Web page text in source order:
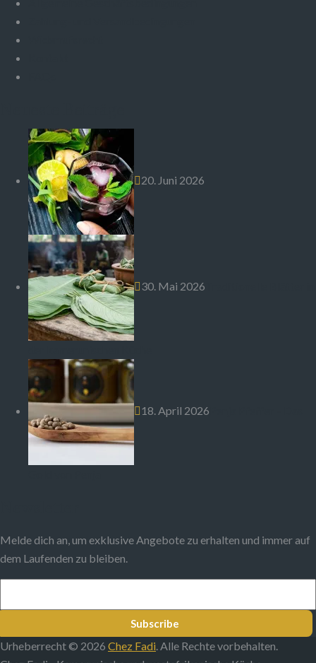
20. Juni 2026
30. Mai 2026
18. April 2026
Melde dich an, um exklusive Angebote zu erhalten und immer auf
dem Laufenden zu bleiben.
Subscribe
Urheberrecht © 2026 Chez Fadi. Alle Rechte vorbehalten.